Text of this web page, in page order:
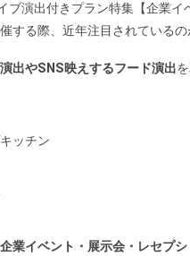
ブ演出付きプラン特集【企業イ
する際、近年注目されているの
出やSNS映えするフード演出
ッチン
企業イベント・展示会・レセプ